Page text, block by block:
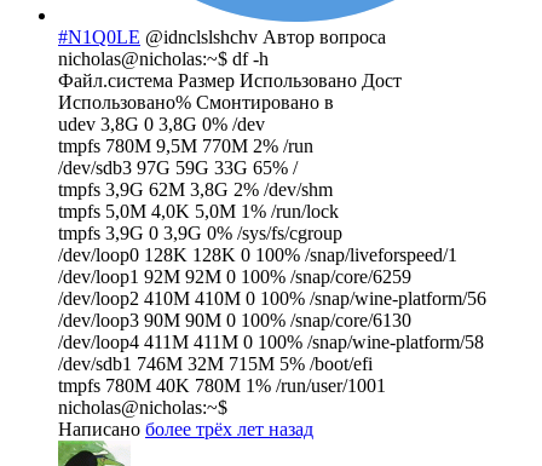
#N1Q0LE @idnclslshchv Автор вопроса
nicholas@nicholas:~$ df -h
Файл.система Размер Использовано Дост
Использовано% Cмонтировано в
udev 3,8G 0 3,8G 0% /dev
tmpfs 780M 9,5M 770M 2% /run
/dev/sdb3 97G 59G 33G 65% /
tmpfs 3,9G 62M 3,8G 2% /dev/shm
tmpfs 5,0M 4,0K 5,0M 1% /run/lock
tmpfs 3,9G 0 3,9G 0% /sys/fs/cgroup
/dev/loop0 128K 128K 0 100% /snap/liveforspeed/1
/dev/loop1 92M 92M 0 100% /snap/core/6259
/dev/loop2 410M 410M 0 100% /snap/wine-platform/56
/dev/loop3 90M 90M 0 100% /snap/core/6130
/dev/loop4 411M 411M 0 100% /snap/wine-platform/58
/dev/sdb1 746M 32M 715M 5% /boot/efi
tmpfs 780M 40K 780M 1% /run/user/1001
nicholas@nicholas:~$
Написано более трёх лет назад